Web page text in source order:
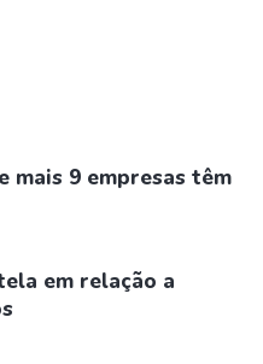
mais 9 empresas têm
em relação a